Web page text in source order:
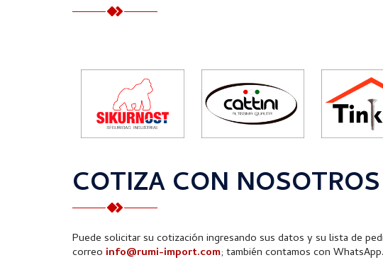
COTIZA CON NOSOTROS
Puede solicitar su cotización ingresando sus datos y su lista de
correo info@rumi-import.com; también contamos con WhatsApp.